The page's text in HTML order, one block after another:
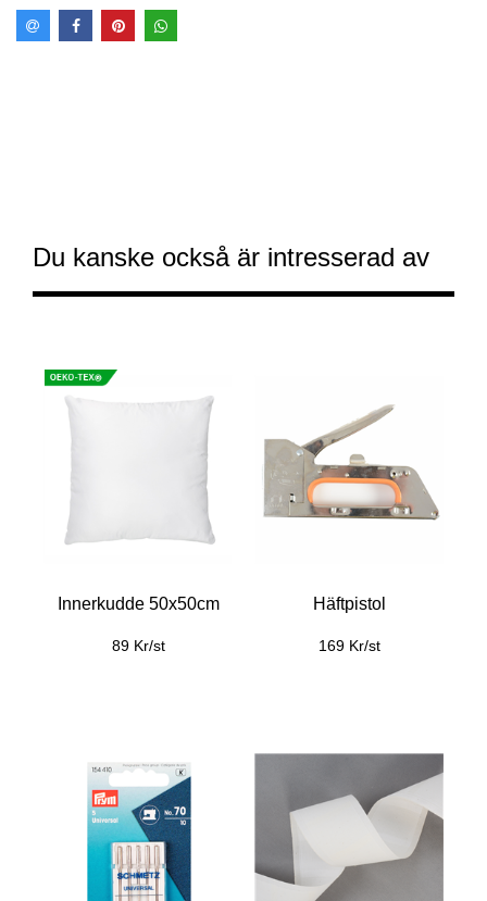
Du kanske också är intresserad av
Innerkudde 50x50cm
89 Kr/st
Häftpistol
169 Kr/st